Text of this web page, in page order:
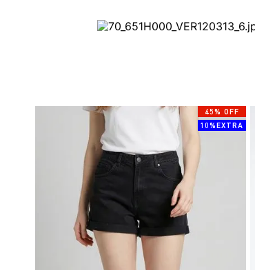
45% OFF
10%EXTRA